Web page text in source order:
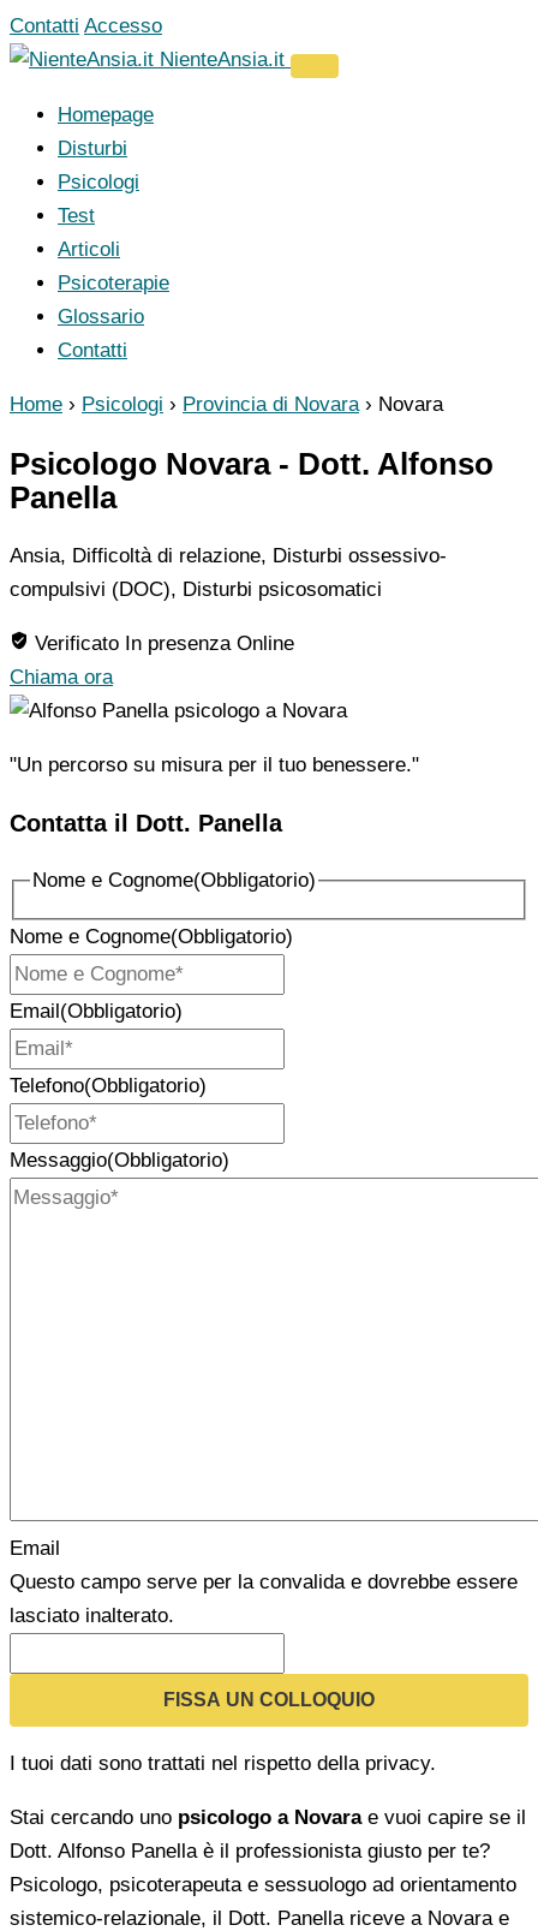
Vai
al
Contatti Accesso
NienteAnsia.it
Homepage
Disturbi
Psicologi
Test
Articoli
Psicoterapie
Glossario
Contatti
Home › Psicologi › Provincia di Novara › Novara
Psicologo Novara - Dott. Alfonso
Panella
Ansia, Difficoltà di relazione, Disturbi ossessivo-
compulsivi (DOC), Disturbi psicosomatici
Verificato In presenza Online
Chiama ora
"Un percorso su misura per il tuo benessere."
Contatta il Dott. Panella
Nome e Cognome(Obbligatorio)
Nome e Cognome(Obbligatorio)
Email(Obbligatorio)
Telefono(Obbligatorio)
Messaggio(Obbligatorio)
Email
Questo campo serve per la convalida e dovrebbe essere
lasciato inalterato.
I tuoi dati sono trattati nel rispetto della privacy.
Stai cercando uno psicologo a Novarae vuoi capire se il
Dott. Alfonso Panella è il professionista giusto per te?
Psicologo, psicoterapeuta e sessuologo ad orientamento
sistemico-relazionale, il Dott. Panella riceve a Novara e